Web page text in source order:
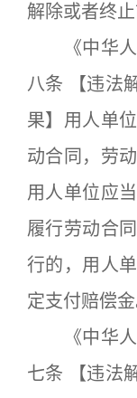
解除或者终
《中华人
八条 【违法
果】用人单
动合同，劳
用人单位应
履行劳动合
行的，用人
定支付赔偿金
《中华人
七条 【违法